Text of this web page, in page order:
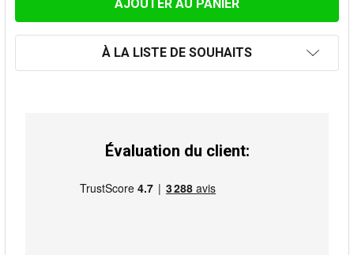
À LA LISTE DE SOUHAITS
Évaluation du client: